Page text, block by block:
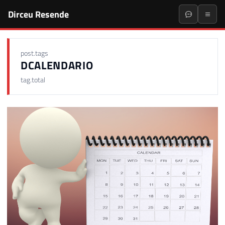
Dirceu Resende
post.tags
DCALENDARIO
tag.total